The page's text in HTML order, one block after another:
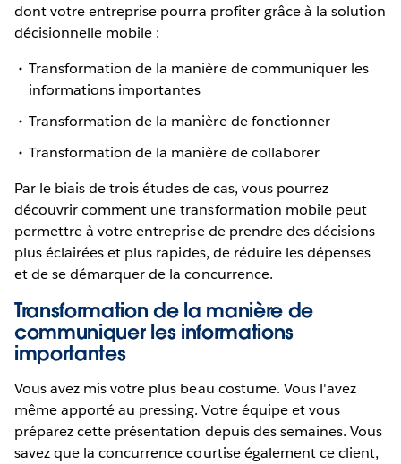
dont votre entreprise pourra profiter grâce à la solution
décisionnelle mobile :
Transformation de la manière de communiquer les
informations importantes
Transformation de la manière de fonctionner
Transformation de la manière de collaborer
Par le biais de trois études de cas, vous pourrez
découvrir comment une transformation mobile peut
permettre à votre entreprise de prendre des décisions
plus éclairées et plus rapides, de réduire les dépenses
et de se démarquer de la concurrence.
Transformation de la manière de
communiquer les informations
importantes
Vous avez mis votre plus beau costume. Vous l'avez
même apporté au pressing. Votre équipe et vous
préparez cette présentation depuis des semaines. Vous
savez que la concurrence courtise également ce client,